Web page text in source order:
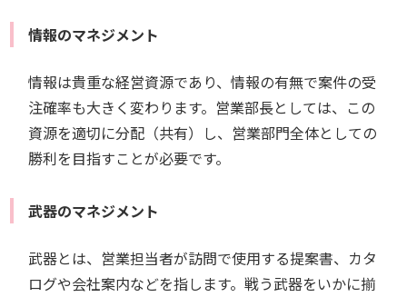
情報のマネジメント
情報は貴重な経営資源であり、情報の有無で案件の受
注確率も大きく変わります。営業部長としては、この
資源を適切に分配（共有）し、営業部門全体としての
勝利を目指すことが必要です。
武器のマネジメント
武器とは、営業担当者が訪問で使用する提案書、カタ
ログや会社案内などを指します。戦う武器をいかに揃